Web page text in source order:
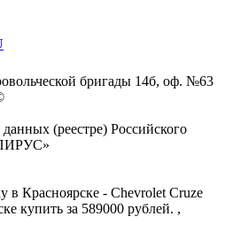
бригады 14б, оф. №63
данных (реестре) Российского